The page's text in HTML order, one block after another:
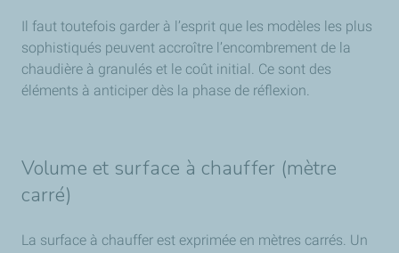
Il faut toutefois garder à l’esprit que les modèles les plus
sophistiqués peuvent accroître l’encombrement de la
chaudière à granulés et le coût initial. Ce sont des
éléments à anticiper dès la phase de réflexion.
Volume et surface à chauffer (mètre
carré)
La surface à chauffer est exprimée en mètres carrés. Un